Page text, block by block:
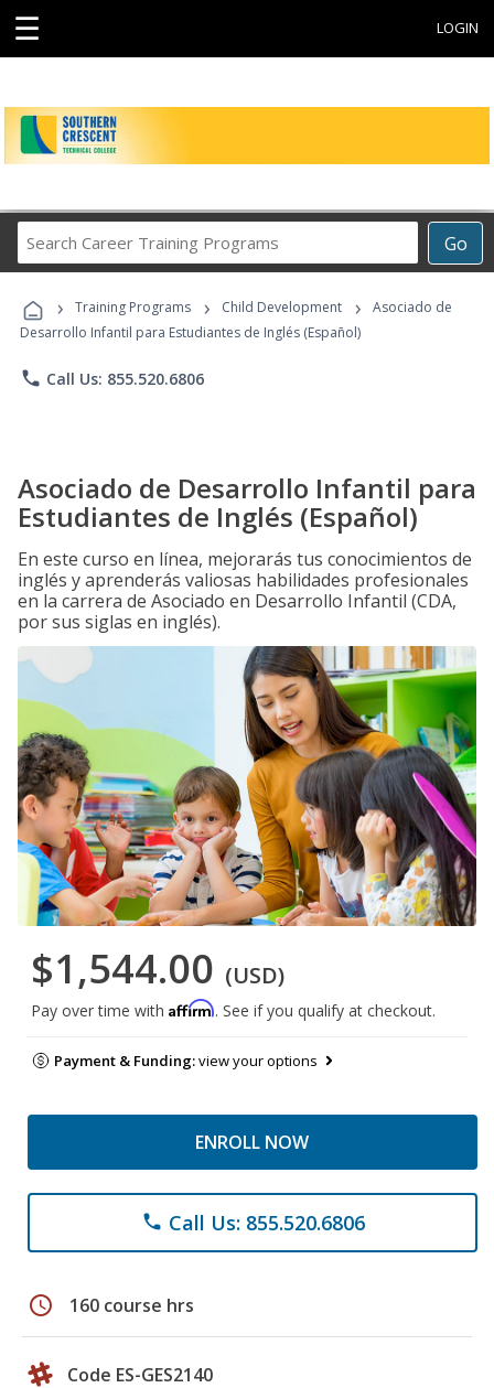
☰ LOGIN
Go
Career
Programs
› Training Programs › Child Development ›
Asociado de
Desarrollo Infantil para Estudiantes de Inglés (Español)
phone Call Us: 855.520.6806
Asociado de Desarrollo Infantil para
Estudiantes de Inglés (Español)
En este curso en línea, mejorarás tus conocimientos de
inglés y aprenderás valiosas habilidades profesionales
en la carrera de Asociado en Desarrollo Infantil (CDA,
por sus siglas en inglés).
$1,544.00 (USD)
Pay over time with Affirm. See if you qualify at checkout.
Payment & Funding:view your options
ENROLL NOW
phone Call Us: 855.520.6806
schedule 160 course hrs
Code ES-GES2140